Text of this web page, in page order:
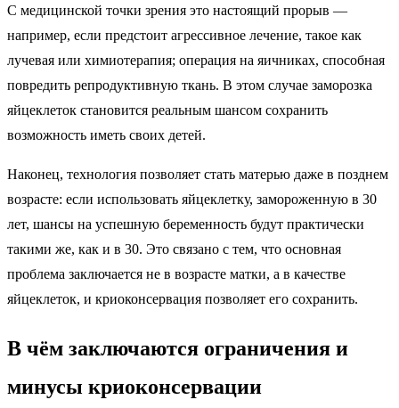
С медицинской точки зрения это настоящий прорыв —
например, если предстоит агрессивное лечение, такое как
лучевая или химиотерапия; операция на яичниках, способная
повредить репродуктивную ткань. В этом случае заморозка
яйцеклеток становится реальным шансом сохранить
возможность иметь своих детей.
Наконец, технология позволяет стать матерью даже в позднем
возрасте: если использовать яйцеклетку, замороженную в 30
лет, шансы на успешную беременность будут практически
такими же, как и в 30. Это связано с тем, что основная
проблема заключается не в возрасте матки, а в качестве
яйцеклеток, и криоконсервация позволяет его сохранить.
В чём заключаются ограничения и
минусы криоконсервации